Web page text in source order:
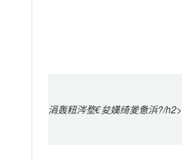
涓轰粈涔堥€夋嫨绮夎惫浜?/h2>